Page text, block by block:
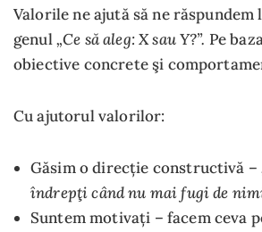
Valorile ne ajută să ne
genul„Ce să aleg: X sau Y?”. Pe
obiective concrete şi
Cu ajutorul valorilor:
Găsim o direcție constructivă –
îndrepţi când nu mai fugi de
Suntem motivați – facem ceva